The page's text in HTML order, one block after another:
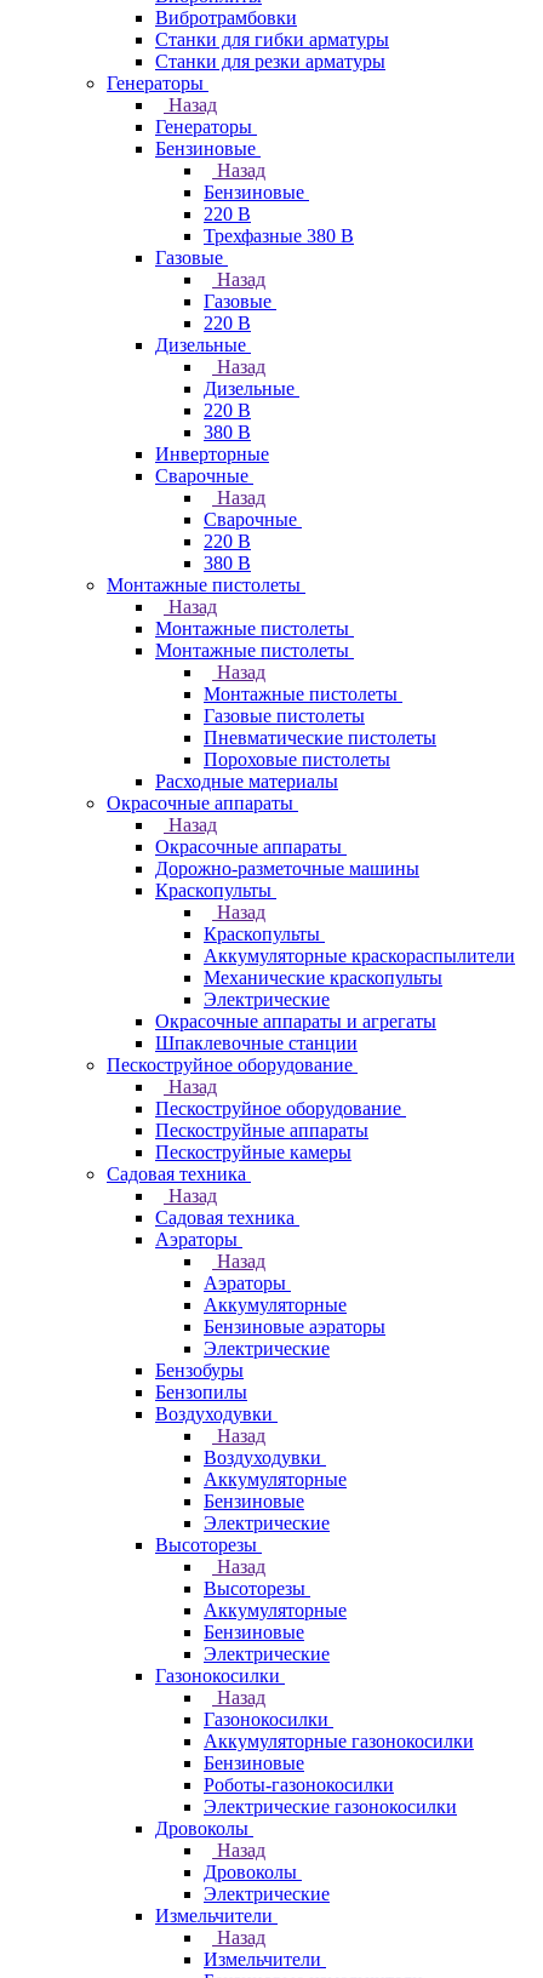
Вибротрамбовки
Станки для гибки арматуры
Станки для резки арматуры
Генераторы
Назад
Генераторы
Бензиновые
Назад
Бензиновые
220 В
Трехфазные 380 В
Газовые
Назад
Газовые
220 В
Дизельные
Назад
Дизельные
220 В
380 В
Инверторные
Сварочные
Назад
Сварочные
220 В
380 В
Монтажные пистолеты
Назад
Монтажные пистолеты
Монтажные пистолеты
Назад
Монтажные пистолеты
Газовые пистолеты
Пневматические пистолеты
Пороховые пистолеты
Расходные материалы
Окрасочные аппараты
Назад
Окрасочные аппараты
Дорожно-разметочные машины
Краскопульты
Назад
Краскопульты
Аккумуляторные краскораспылители
Механические краскопульты
Электрические
Окрасочные аппараты и агрегаты
Шпаклевочные станции
Пескоструйное оборудование
Назад
Пескоструйное оборудование
Пескоструйные аппараты
Пескоструйные камеры
Садовая техника
Назад
Садовая техника
Аэраторы
Назад
Аэраторы
Аккумуляторные
Бензиновые аэраторы
Электрические
Бензобуры
Бензопилы
Воздуходувки
Назад
Воздуходувки
Аккумуляторные
Бензиновые
Электрические
Высоторезы
Назад
Высоторезы
Аккумуляторные
Бензиновые
Электрические
Газонокосилки
Назад
Газонокосилки
Аккумуляторные газонокосилки
Бензиновые
Роботы-газонокосилки
Электрические газонокосилки
Дровоколы
Назад
Дровоколы
Электрические
Измельчители
Назад
Измельчители